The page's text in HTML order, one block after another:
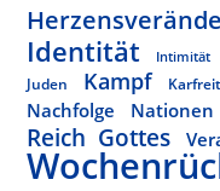
Identität Intimität
Juden
Kampf
Nachfolge Nationen
Reich Gottes